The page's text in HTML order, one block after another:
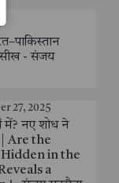
सीख - संजय
27, 2025
में? नए शोध ने
| Are the
Hidden in the
a